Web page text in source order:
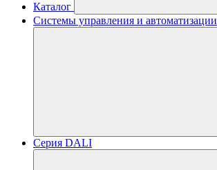
Каталог
Системы управления и автоматизации
Серия DALI